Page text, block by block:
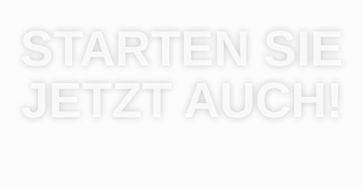
STARTEN SIE
JETZT AUCH!